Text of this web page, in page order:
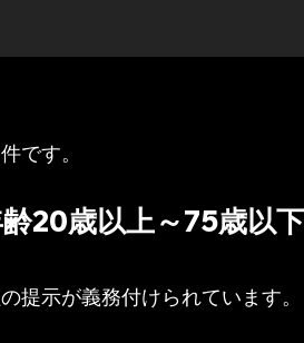
です。
20歳以上～75歳以
提示が義務付けられています。